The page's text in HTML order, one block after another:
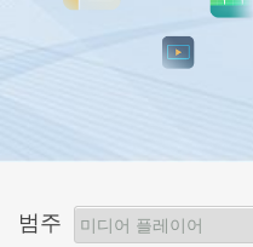
범주